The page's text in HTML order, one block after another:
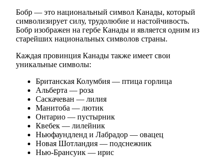
Бобр — это национальный символ Канады, который
символизирует силу, трудолюбие и настойчивость.
Бобр изображен на гербе Канады и является одним из
старейших национальных символов страны.
Каждая провинция Канады также имеет свои
уникальные символы:
Британская Колумбия — птица горлица
Альберта — роза
Саскачеван — лилия
Манитоба — лютик
Онтарио — пустырник
Квебек — лилейник
Ньюфаундленд и Лабрадор — овацец
Новая Шотландия — подснежник
Нью-Брансуик — ирис